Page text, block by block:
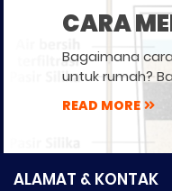
CARA
Bagaimana
untuk rumah?
READ MORE
ALAMAT & KONTAK